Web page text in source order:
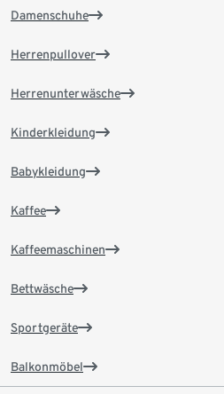
Damenschuhe
Herrenpullover
Herrenunterwäsche
Kinderkleidung
Babykleidung
Kaffee
Kaffeemaschinen
Bettwäsche
Sportgeräte
Balkonmöbel